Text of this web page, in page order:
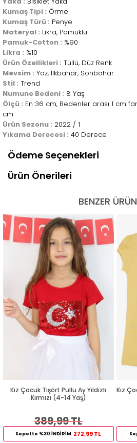
Kumaş Tipi : Örme
Kumaş Türü : Penye
Materyal : Likra, Pamuklu
Pamuk-Cotton : %90
Likra : %10
Ürün Özellikleri : Tüllü, Düz Renk
Mevsim : Yaz, İlkbahar, Sonbahar
Stil : Trend
Numune Bedeni : 8 Yaş
Ölçü : En 36 cm, Bedenler arası 1 cm
cm
Ürün Sezonu : 2022 / 1
Yıkama Derecesi : 40 Derece
Ödeme Seçenekleri
Ürün Önerileri
BENZER
Kız Çocuk Tişört Pullu Ay Yıldızlı
Kırmızı (4-14 Yaş)
389,99 TL
Sepette %30 İNDİRİM 272,99 TL
Kız